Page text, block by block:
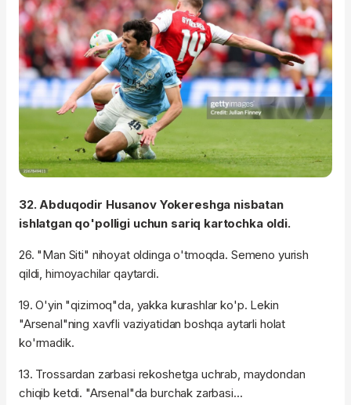
32. Abduqodir Husanov Yokereshga nisbatan
ishlatgan qo'polligi uchun sariq kartochka oldi.
26. "Man Siti" nihoyat oldinga o'tmoqda. Semeno yurish
qildi, himoyachilar qaytardi.
19. O'yin "qizimoq"da, yakka kurashlar ko'p. Lekin
"Arsenal"ning xavfli vaziyatidan boshqa aytarli holat
ko'rmadik.
13. Trossardan zarbasi rekoshetga uchrab, maydondan
chiqib ketdi. "Arsenal"da burchak zarbasi...